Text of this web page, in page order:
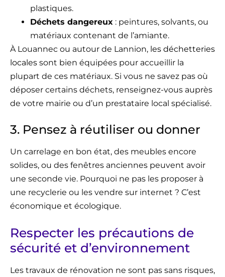
plastiques.
Déchets dangereux : peintures, solvants, ou
matériaux contenant de l’amiante.
À Louannec ou autour de Lannion, les déchetteries
locales sont bien équipées pour accueillir la
plupart de ces matériaux. Si vous ne savez pas où
déposer certains déchets, renseignez-vous auprès
de votre mairie ou d’un prestataire local spécialisé.
3. Pensez à réutiliser ou donner
Un carrelage en bon état, des meubles encore
solides, ou des fenêtres anciennes peuvent avoir
une seconde vie. Pourquoi ne pas les proposer à
une recyclerie ou les vendre sur internet ? C’est
économique et écologique.
Respecter les précautions de
sécurité et d’environnement
Les travaux de rénovation ne sont pas sans risques,